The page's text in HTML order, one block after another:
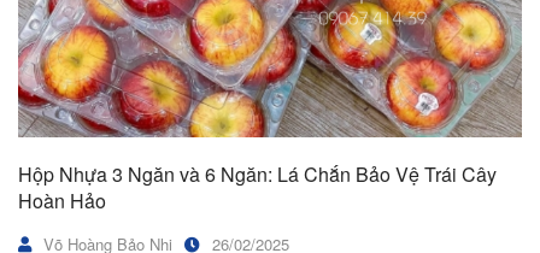
Hộp Nhựa 3 Ngăn và 6 Ngăn: Lá Chắn Bảo Vệ Trái Cây
Hoàn Hảo
Võ Hoàng Bảo Nhi 26/02/2025